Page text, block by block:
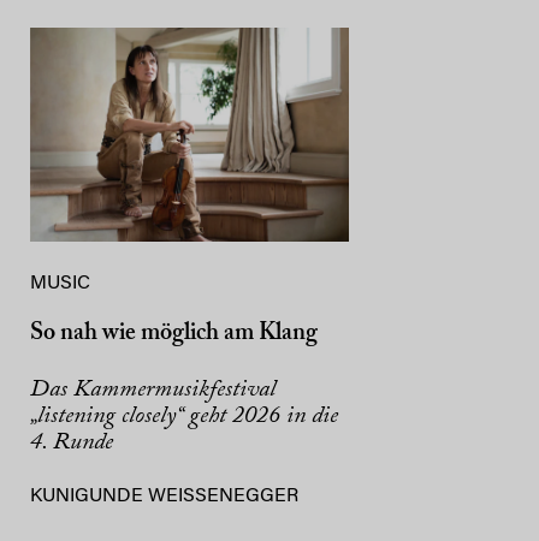
MUSIC
So nah wie möglich am Klang
Das Kammermusikfestival
„listening closely“ geht 2026 in die
4. Runde
KUNIGUNDE WEISSENEGGER